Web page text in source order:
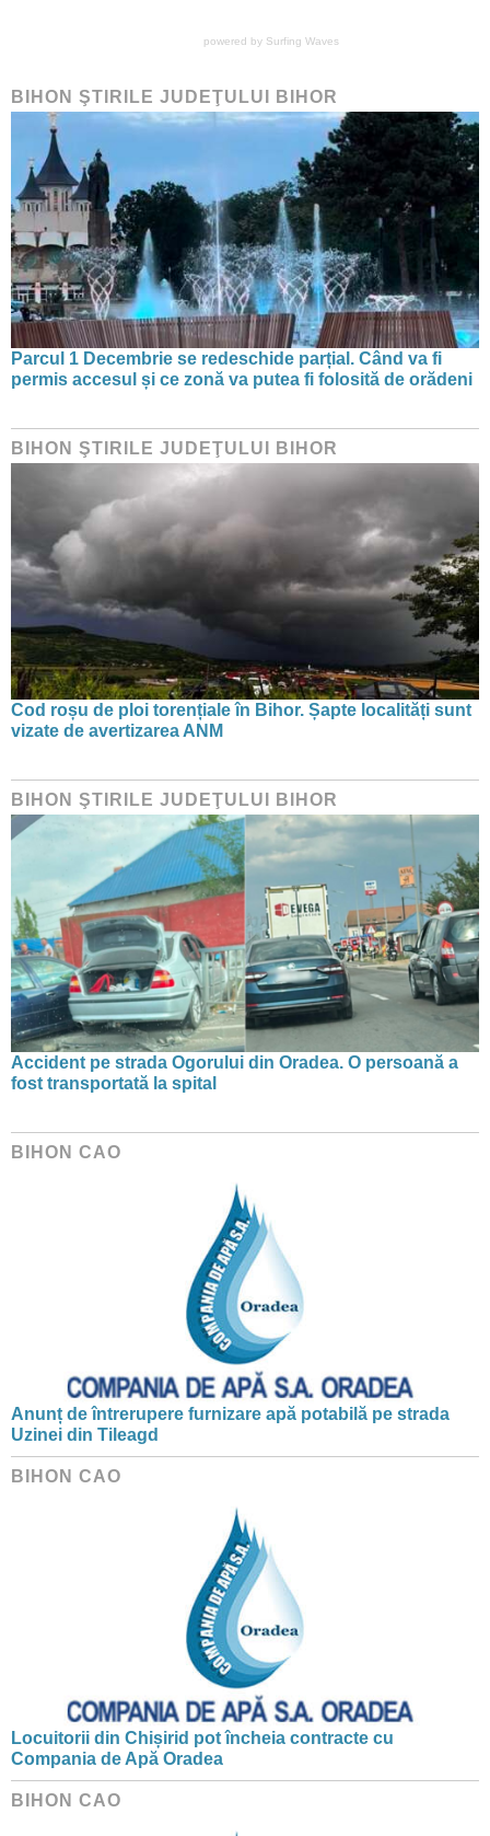
powered by Surfing Waves
BIHON ŞTIRILE JUDEŢULUI BIHOR
Parcul 1 Decembrie se redeschide parțial. Când va fi
permis accesul și ce zonă va putea fi folosită de orădeni
BIHON ŞTIRILE JUDEŢULUI BIHOR
Cod roșu de ploi torențiale în Bihor. Șapte localități sunt
vizate de avertizarea ANM
BIHON ŞTIRILE JUDEŢULUI BIHOR
Accident pe strada Ogorului din Oradea. O persoană a
fost transportată la spital
BIHON CAO
Anunț de întrerupere furnizare apă potabilă pe strada
Uzinei din Tileagd
BIHON CAO
Locuitorii din Chișirid pot încheia contracte cu
Compania de Apă Oradea
BIHON CAO